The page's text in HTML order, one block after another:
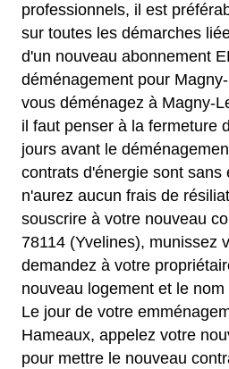
professionnels, il est
sur toutes les démarches
d'un nouveau abonnement
déménagement pour
vous déménagez à Magny-
il faut penser à la fermeture
jours avant le
contrats d'énergie sont sans
n'aurez aucun frais de
souscrire à votre nouveau
78114 (Yvelines), munissez
demandez à votre
nouveau logement et le
Le jour de votre
Hameaux, appelez votre
pour mettre le nouveau